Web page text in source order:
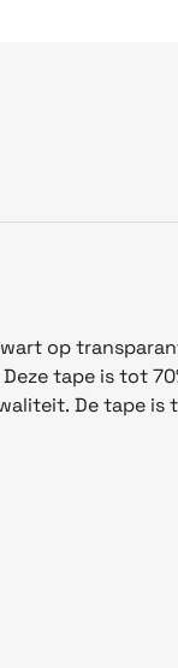
op
tape is tot
De tape is